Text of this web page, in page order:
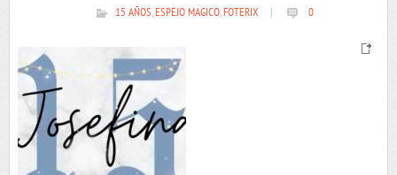
15 AÑOS,ESPEJO MAGICO,FOTERIX 0